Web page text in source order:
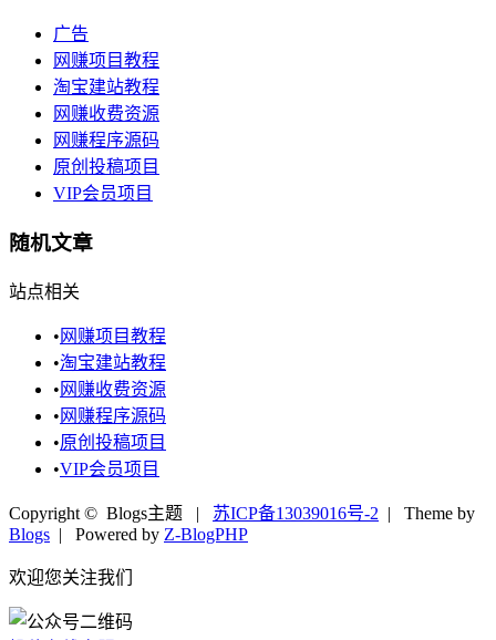
广告
网赚项目教程
淘宝建站教程
网赚收费资源
网赚程序源码
原创投稿项目
VIP会员项目
随机文章
站点相关
• 网赚项目教程
•淘宝建站教程
• 网赚收费资源
• 网赚程序源码
•原创投稿项目
•VIP会员项目
Copyright © Blogs主题 | 苏ICP备13039016号-2 | Theme by
Blogs | Powered by Z-BlogPHP
欢迎您关注我们